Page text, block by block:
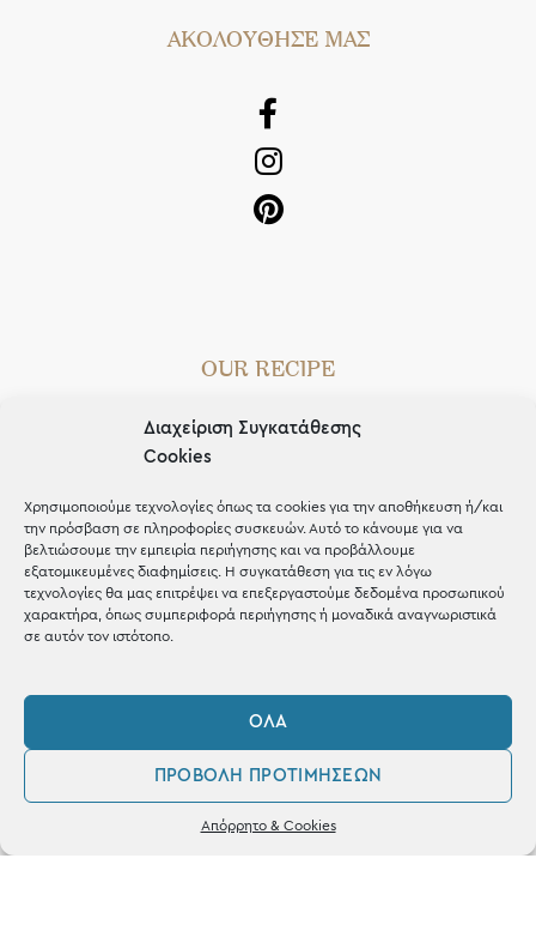
Διαχείριση Συγκατάθεσης
Cookies
Χρησιμοποιούμε τεχνολογίες όπως τα cookies για την αποθήκευση ή/και
την πρόσβαση σε πληροφορίες συσκευών. Αυτό το κάνουμε για να
βελτιώσουμε την εμπειρία περιήγησης και να προβάλλουμε
εξατομικευμένες διαφημίσεις. Η συγκατάθεση για τις εν λόγω
τεχνολογίες θα μας επιτρέψει να επεξεργαστούμε δεδομένα προσωπικού
χαρακτήρα, όπως συμπεριφορά περιήγησης ή μοναδικά αναγνωριστικά
σε αυτόν τον ιστότοπο.
ΌΛΑ
ΠΡΟΒΟΛΉ ΠΡΟΤΙΜΉΣΕΩΝ
Απόρρητο & Cookies
AΚΟΛΟΥΘΗΣΕ ΜΑΣ
OUR RECIPE
Gifts
Blog
Shop the look
ΚΑΤΑΣΤΗΜΑ
Σταθά 17, 38221 Βόλος
Δευ / Τετ / Σαβ: 09:00 - 15:00
0